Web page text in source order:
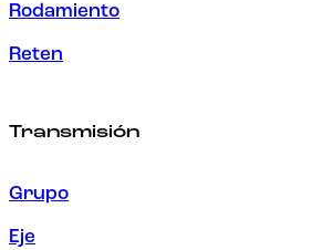
Rodamiento
Reten
Transmisión
Grupo
Eje